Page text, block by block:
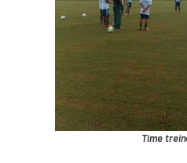
Time